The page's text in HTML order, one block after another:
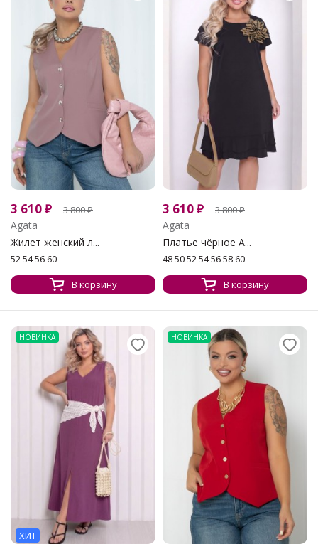
3 610₽ 3 800₽
Agata
Жилет женский л...
52 54 56 60
В корзину
3 610₽ 3 800₽
Agata
Платье чёрное А...
48 50 52 54 56 58 60
В корзину
НОВИНКА
ХИТ
НОВИНКА